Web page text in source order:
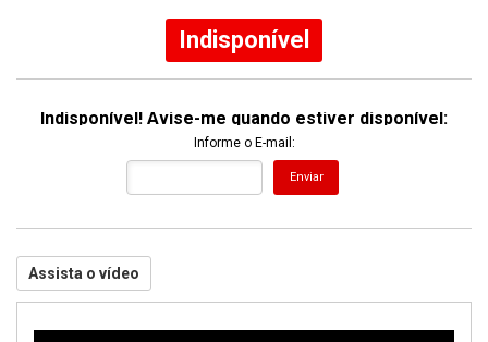
Indisponível
Indisponível! Avise-me quando estiver disponível:
Informe o E-mail:
Enviar
Assista o vídeo